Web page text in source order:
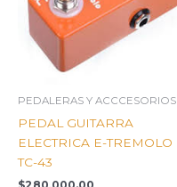
PEDALERAS Y ACCCESORIOS
PEDAL GUITARRA
ELECTRICA E-TREMOLO
TC-43